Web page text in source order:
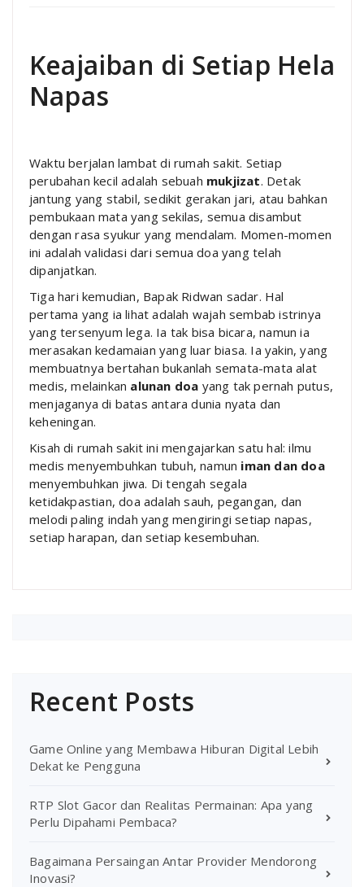
Keajaiban di Setiap Hela
Napas
Waktu berjalan lambat di rumah sakit. Setiap
perubahan kecil adalah sebuah mukjizat. Detak
jantung yang stabil, sedikit gerakan jari, atau bahkan
pembukaan mata yang sekilas, semua disambut
dengan rasa syukur yang mendalam. Momen-momen
ini adalah validasi dari semua doa yang telah
dipanjatkan.
Tiga hari kemudian, Bapak Ridwan sadar. Hal
pertama yang ia lihat adalah wajah sembab istrinya
yang tersenyum lega. Ia tak bisa bicara, namun ia
merasakan kedamaian yang luar biasa. Ia yakin, yang
membuatnya bertahan bukanlah semata-mata alat
medis, melainkan alunan doa yang tak pernah putus,
menjaganya di batas antara dunia nyata dan
keheningan.
Kisah di rumah sakit ini mengajarkan satu hal: ilmu
medis menyembuhkan tubuh, namun iman dan doa
menyembuhkan jiwa. Di tengah segala
ketidakpastian, doa adalah sauh, pegangan, dan
melodi paling indah yang mengiringi setiap napas,
setiap harapan, dan setiap kesembuhan.
Recent Posts
Game Online yang Membawa Hiburan Digital Lebih
Dekat ke Pengguna
RTP Slot Gacor dan Realitas Permainan: Apa yang
Perlu Dipahami Pembaca?
Bagaimana Persaingan Antar Provider Mendorong
Inovasi?